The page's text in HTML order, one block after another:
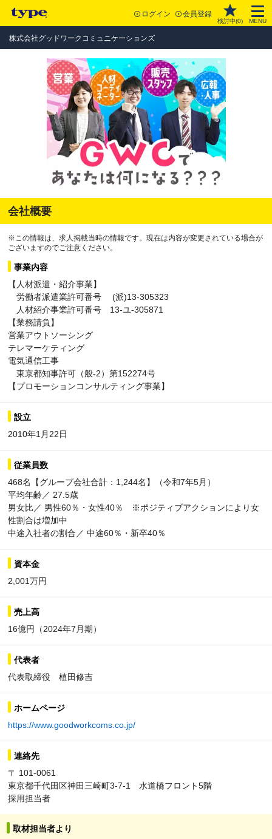
ログイン 会員登録
検討中(0) MENU
株式会社グッドワークコミュニケーションズ
会社概要
※この情報は、求人掲載当時の情報です。現在は内容が変更されている場合が
ございますのでご注意ください。
事業内容
【人材派遣・紹介事業】
労働者派遣業許可番号 (派)13-305323
人材紹介事業許可番号 13-ユ-305871
【業務請負】
営業アウトソーシング
テレマーケティング
電気通信工事
東京都知事許可（般-2）第152274号
【プロモーションコンサルティング事業】
設立
2010年1月22日
従業員数
468名【グループ会社合計：1,244名】（令和7年5月）
平均年齢／ 27.5歳
男女比／ 男性60％・女性40％ ※ポジティブアクションにより女
性割合は増加中
中途入社者の割合／ 中途60％・新卒40％
資本金
2,001万円
売上高
16億円（2024年7月期）
代表者
代表取締役 植田修吉
ホームページ
https://www.goodworkcoms.co.jp/
連絡先
〒 101-0061
東京都千代田区神田三崎町3-7-1 水道橋フロント5階
採用担当者
取材担当者より